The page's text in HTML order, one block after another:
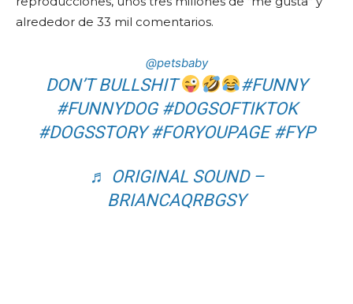
alrededor de 33 mil comentarios.
@petsbaby
DON’T BULLSHIT
#FUNNY
#FUNNYDOG #DOGSOFTIKTOK
#DOGSSTORY #FORYOUPAGE #FYP
♬ ORIGINAL SOUND –
BRIANCAQRBGSY